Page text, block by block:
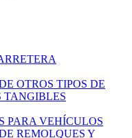
OTROS TIPOS DE
TANGIBLES
PARA VEHÍCULOS
REMOLQUES Y